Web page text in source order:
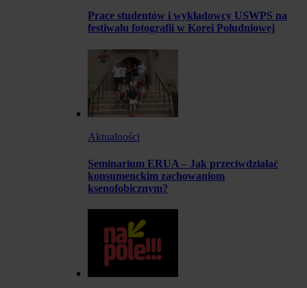
Prace studentów i wykładowcy USWPS na
festiwalu fotografii w Korei Południowej
Aktualności
Seminarium ERUA – Jak przeciwdziałać
konsumenckim zachowaniom
ksenofobicznym?